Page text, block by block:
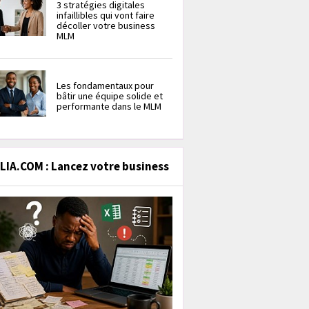
3 stratégies digitales
infaillibles qui vont faire
décoller votre business
MLM
Les fondamentaux pour
bâtir une équipe solide et
performante dans le MLM
: Lancez votre business